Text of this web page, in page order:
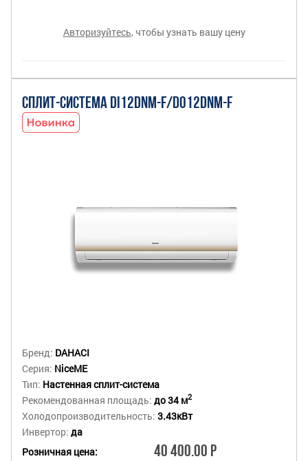
Авторизуйтесь, чтобы узнать вашу цену
СПЛИТ-СИСТЕМА DI12DNM-F/DO12DNM-F
Бренд: DAHACI
Серия: NiceME
Тип: Настенная сплит-система
Рекомендованная площадь: до 34 м2
Холодопроизводительность: 3.43кВт
Инвертор: да
Розничная цена:
40 400.00 Р